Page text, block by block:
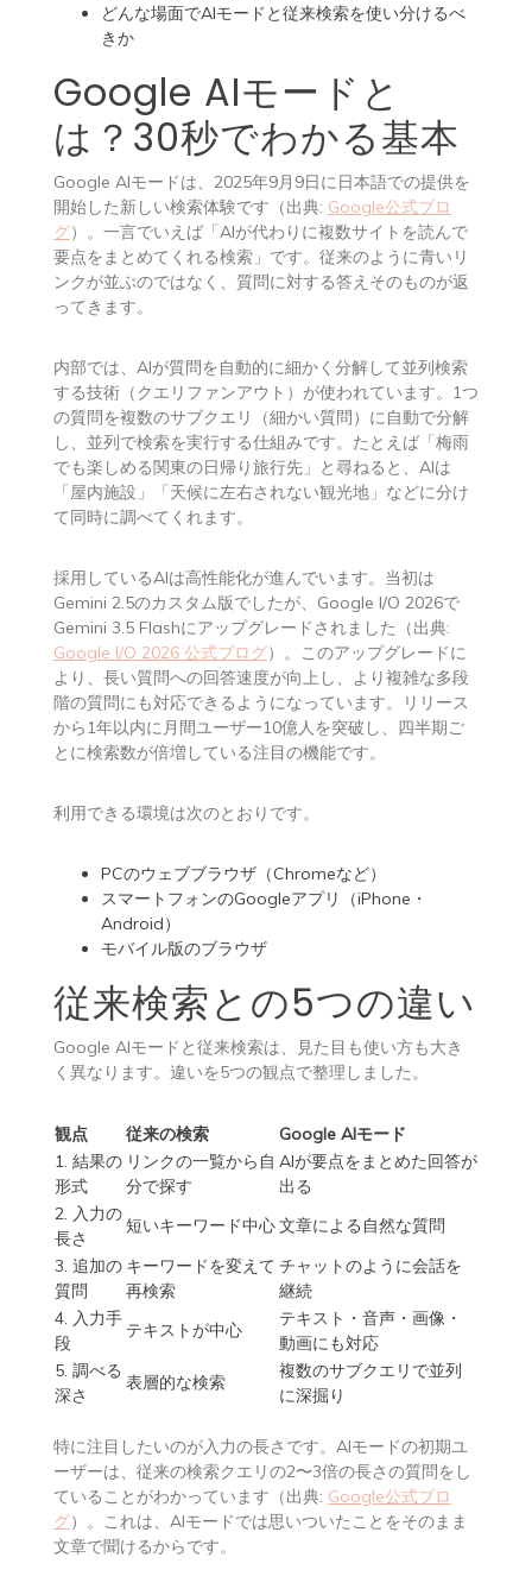
どんな場面でAIモードと従来検索を使い分けるべ
きか
Google AIモードと
は？30秒でわかる基本
Google AIモードは、2025年9月9日に日本語での提供を
開始した新しい検索体験です（出典: Google公式ブロ
グ）。一言でいえば「AIが代わりに複数サイトを読んで
要点をまとめてくれる検索」です。従来のように青いリ
ンクが並ぶのではなく、質問に対する答えそのものが返
ってきます。
内部では、AIが質問を自動的に細かく分解して並列検索
する技術（クエリファンアウト）が使われています。1つ
の質問を複数のサブクエリ（細かい質問）に自動で分解
し、並列で検索を実行する仕組みです。たとえば「梅雨
でも楽しめる関東の日帰り旅行先」と尋ねると、AIは
「屋内施設」「天候に左右されない観光地」などに分け
て同時に調べてくれます。
採用しているAIは高性能化が進んでいます。当初は
Gemini 2.5のカスタム版でしたが、Google I/O 2026で
Gemini 3.5 Flashにアップグレードされました（出典:
Google I/O 2026 公式ブログ）。このアップグレードに
より、長い質問への回答速度が向上し、より複雑な多段
階の質問にも対応できるようになっています。リリース
から1年以内に月間ユーザー10億人を突破し、四半期ご
とに検索数が倍増している注目の機能です。
利用できる環境は次のとおりです。
PCのウェブブラウザ（Chromeなど）
スマートフォンのGoogleアプリ（iPhone・
Android）
モバイル版のブラウザ
従来検索との5つの違い
Google AIモードと従来検索は、見た目も使い方も大き
く異なります。違いを5つの観点で整理しました。
観点 従来の検索
Google AIモード
1. 結果の
形式
リンクの一覧から自
分で探す
AIが要点をまとめた回答が
出る
2. 入力の
長さ
短いキーワード中心文章による自然な質問
3. 追加の
質問
キーワードを変えて
再検索
チャットのように会話を
継続
4. 入力手
段
テキストが中心
テキスト・音声・画像・
動画にも対応
5. 調べる
深さ
表層的な検索
複数のサブクエリで並列
に深掘り
特に注目したいのが入力の長さです。AIモードの初期ユ
ーザーは、従来の検索クエリの2〜3倍の長さの質問をし
ていることがわかっています（出典: Google公式ブロ
グ）。これは、AIモードでは思いついたことをそのまま
文章で聞けるからです。